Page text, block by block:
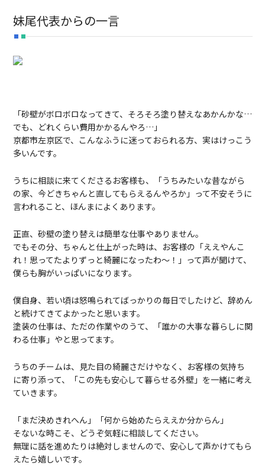
妹尾代表からの一言
「砂壁がボロボロなってきて、そろそろ塗り替えなあかんかな…
でも、どれくらい費用かかるんやろ…」
京都市左京区で、こんなふうに迷っておられる方、実はけっこう
多いんです。
うちに相談に来てくださるお客様も、「うちみたいな昔ながら
の家、今どきちゃんと直してもらえるんやろか」って不安そうに
言われること、ほんまによくあります。
正直、砂壁の塗り替えは簡単な仕事やありません。
でもその分、ちゃんと仕上がった時は、お客様の「ええやんこ
れ！思ってたよりずっと綺麗になったわ～！」って声が聞けて、
僕らも胸がいっぱいになります。
僕自身、若い頃は怒鳴られてばっかりの毎日でしたけど、辞めん
と続けてきてよかったと思います。
塗装の仕事は、ただの作業やのうて、「誰かの大事な暮らしに関
わる仕事」やと思ってます。
うちのチームは、見た目の綺麗さだけやなく、お客様の気持ち
に寄り添って、「この先も安心して暮らせる外壁」を一緒に考え
ていきます。
「まだ決めきれへん」「何から始めたらええか分からん」
そないな時こそ、どうぞ気軽に相談してください。
無理に話を進めたりは絶対しませんので、安心して声かけてもら
えたら嬉しいです。